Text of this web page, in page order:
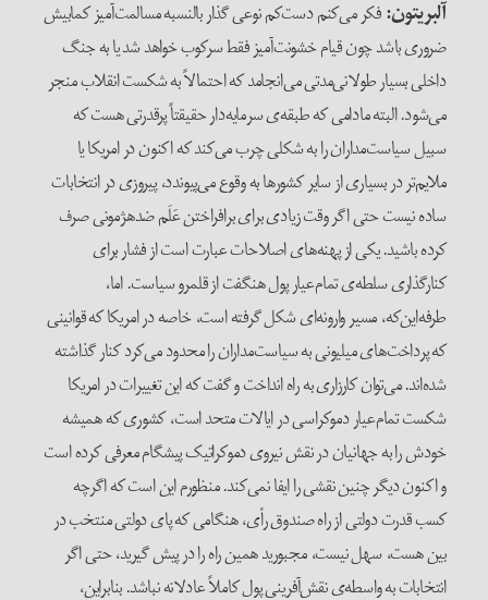
آلبریتون:فکر می‌کنم دست‌کم نوعی گذار بالنسبه مسالمت‌آمیز کمابیش
ضروری باشد چون قیام خشونت‌آمیز فقط سرکوب خواهد شد یا به جنگ
داخلی بسیار طولانی‌مدتی می‌انجامد که احتمالاً به شکست انقلاب منجر
می‌شود. البته مادامی که طبقه‌ی سرمایه‌دار حقیقتاً پرقدرتی هست که
سبیل سیاست‌مداران را به شکلی چرب می‌کند که اکنون در امریکا یا
ملایم‌تر در بسیاری از سایر کشورها به وقوع می‌پیوندد، پیروزی در انتخابات
ساده نیست حتی اگر وقت زیادی برای برافراختن عَلَم ضدهژمونی صرف
کرده باشید. یکی از پهنه‌های اصلاحات عبارت است از فشار برای
کنارگذاری سلطه‌ی تمام‌عیار پول‌ هنگفت از قلمرو سیاست. اما،
طرفه‌این‌که، مسیر وارونه‌ای شکل گرفته است، خاصه در امریکا که قوانینی
که پرداخت‌های میلیونی به سیاست‌مداران را محدود می‌کرد کنار گذاشته
شده‌اند. می‌توان کارزاری به راه انداخت و گفت که این تغییرات در امریکا
شکست تمام‌عیار دموکراسی در ایالات متحد است، کشوری که همیشه
خودش را به جهانیان در نقش نیروی دموکراتیک پیشگام معرفی کرده است
و اکنون دیگر چنین نقشی را ایفا نمی‌کند. منظورم این است که اگرچه
کسب قدرت دولتی از راه صندوق رأی، هنگامی که پای دولتی منتخب در
بین هست، سهل نیست، مجبورید همین راه را در پیش گیرید، حتی اگر
انتخابات به واسطه‌ی نقش‌آفرینی پول کاملاً عادلانه نباشد. بنابراین،